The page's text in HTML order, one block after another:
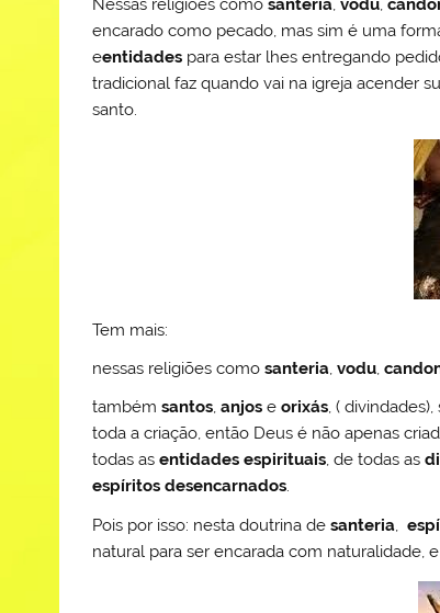
Nessas religiões comosanteria,vodu,
encarado como pecado, mas sim é uma
eentidades para estar lhes entregando
tradicional faz quando vai na igreja acender
santo.
Tem mais:
nessas religiões comosanteria,vodu,
tambémsantos,anjoseorixás, (
toda a criação, então Deus é não apenas
todas asentidades espirituais, de todas as
espíritos desencarnados.
Pois por isso: nesta doutrina desanteria,
natural para ser encarada com naturalidade,